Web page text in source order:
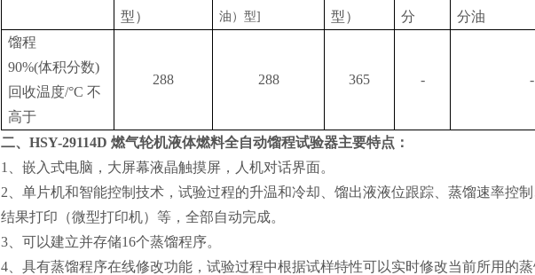
型）
油）型]
型）
分
分油
馏程
90%(体积分数)
回收温度/°C 不
高于
288 288 365 - -
二、 HSY-29114D 燃气轮机液体燃料全自动馏程试验器主要特点：
1、嵌入式电脑，大屏幕液晶触摸屏，人机对话界面。
2、单片机和智能控制技术，试验过程的升温和冷却、馏出液液位跟踪、蒸馏速率控
结果打印（微型打印机）等，全部自动完成。
3、可以建立并存储16个蒸馏程序。
4、 具有蒸馏程序在线修改功能，试验过程中根据试样特性可以实时修改当前所用的蒸